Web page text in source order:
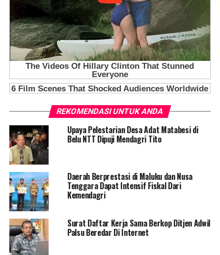
REKOMENDASI UNTUK ANDA
Upaya Pelestarian Desa Adat Matabesi di
Belu NTT Dipuji Mendagri Tito
Daerah Berprestasi di Maluku dan Nusa
Tenggara Dapat Intensif Fiskal Dari
Kemendagri
Surat Daftar Kerja Sama Berkop Ditjen Adwil
Palsu Beredar Di Internet